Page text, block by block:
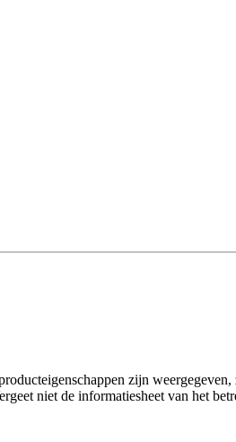
zijn
niet de informatiesheet van het